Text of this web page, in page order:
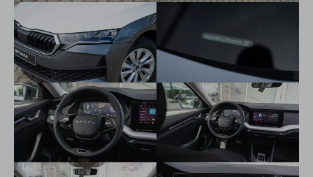
2-ramenný kožený multifunkčný volant (pre DSG s radiacimi
páčkami pod volantom)
Climatronic - dvojzónová automatická klimatizácia
Driver Alert - systém rozpoznania únavy
tempomat
Easy Start - centrálne zamykanie s diaľkovým ovládaním a
štartovacím tlačidlom
lakťová opierka s odkladacou schránkou JUMBO BOX
Tyre Fit - súprava na opravu pneumatík
tónované sklá